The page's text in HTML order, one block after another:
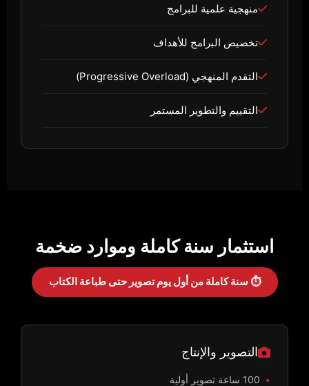
منهجية علمية للبرامج
تخصيص البرامج للأهداف
التقدم المنهجي (Progressive Overload)
التقييم والتطوير المستمر
استثمار سنة كاملة وموارد ضخمة
⏱ سنة كاملة من أول يوم تصوير حتى طباعة الكتاب
التصوير والإنتاج
100 ساعة تصوير أولية